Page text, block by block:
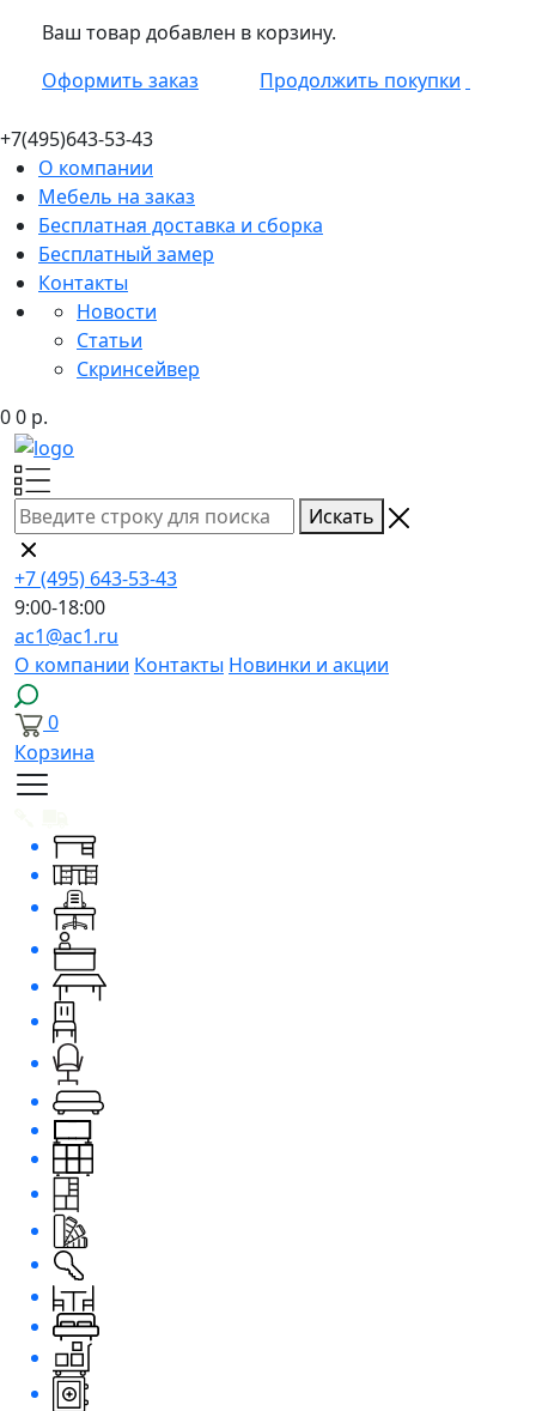
Ваш товар добавлен в корзину.
Оформить заказ
Продолжить покупки
+7(495)643-53-43
О компании
Мебель на заказ
Бесплатная доставка и сборка
Бесплатный замер
Контакты
Новости
Статьи
Скринсейвер
00 р.
Искать
+7 (495) 643-53-43
9:00-18:00
ac1@ac1.ru
О компании Контакты Новинки и акции
0
Корзина